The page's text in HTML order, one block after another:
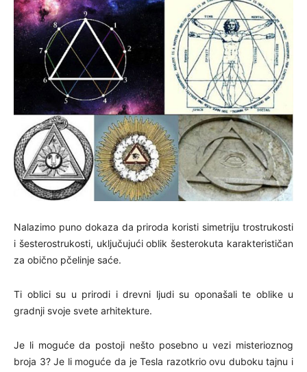
Nalazimo puno dokaza da priroda koristi simetriju trostrukosti
i šesterostrukosti, uključujući oblik šesterokuta karakterističan
za obično pčelinje saće.
Ti oblici su u prirodi i drevni ljudi su oponašali te oblike u
gradnji svoje svete arhitekture.
Je li moguće da postoji nešto posebno u vezi misterioznog
broja 3? Je li moguće da je Tesla razotkrio ovu duboku tajnu i